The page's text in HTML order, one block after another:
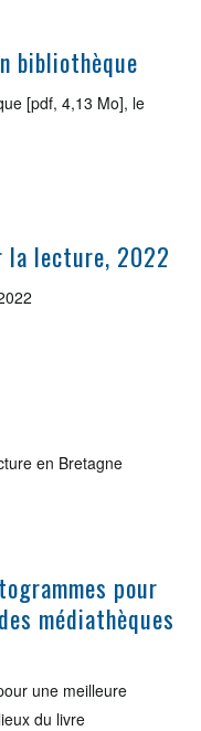
bibliothèque
[pdf, 4,13 Mo], le
la lecture, 2022
en Bretagne
pour
médiathèques
une meilleure
du livre